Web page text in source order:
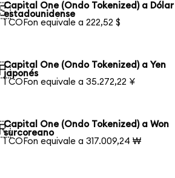
Capital One (Ondo Tokenized) a Dólar
estadounidense
1 COFon equivale a 222,52 $
Capital One (Ondo Tokenized) a Yen
japonés
1 COFon equivale a 35.272,22 ¥
Capital One (Ondo Tokenized) a Won
surcoreano
1 COFon equivale a 317.009,24 ₩